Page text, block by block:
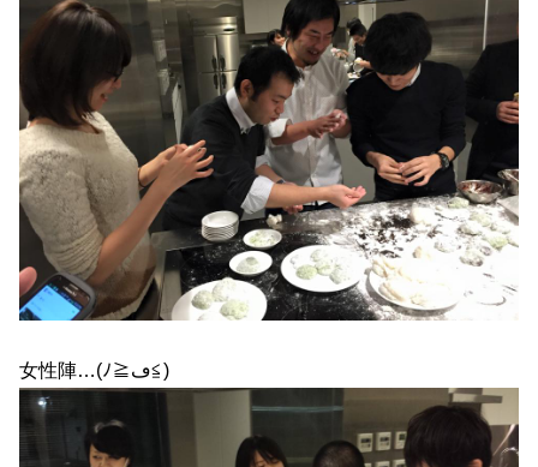
女性陣…(ﾉ≧ڡ≦)